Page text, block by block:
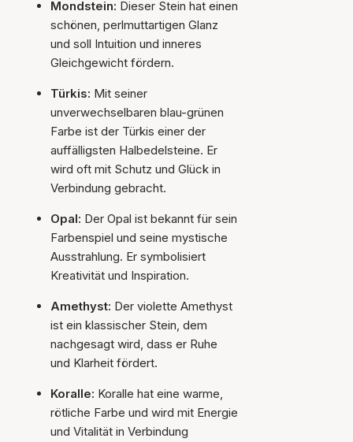
Mondstein: Dieser Stein hat einen
schönen, perlmuttartigen Glanz
und soll Intuition und inneres
Gleichgewicht fördern.
Türkis: Mit seiner
unverwechselbaren blau-grünen
Farbe ist der Türkis einer der
auffälligsten Halbedelsteine. Er
wird oft mit Schutz und Glück in
Verbindung gebracht.
Opal: Der Opal ist bekannt für sein
Farbenspiel und seine mystische
Ausstrahlung. Er symbolisiert
Kreativität und Inspiration.
Amethyst: Der violette Amethyst
ist ein klassischer Stein, dem
nachgesagt wird, dass er Ruhe
und Klarheit fördert.
Koralle: Koralle hat eine warme,
rötliche Farbe und wird mit Energie
und Vitalität in Verbindung